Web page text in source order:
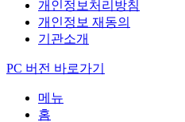
개인정보처리방침
개인정보 재동의
기관소개
PC 버전 바로가기
메뉴
홈